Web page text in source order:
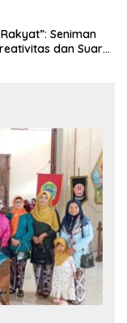
Seniman
dan Suara